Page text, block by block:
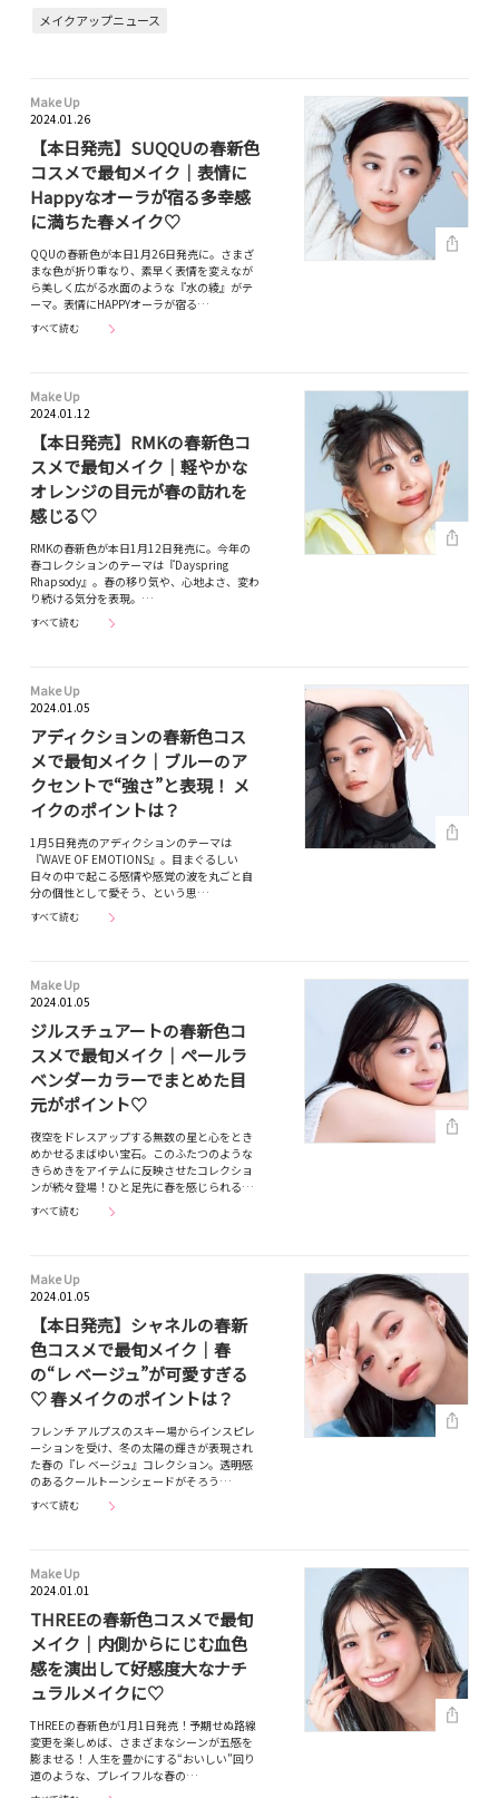
メイクアップニュース
Make Up
2024.01.26
【本日発売】SUQQUの春新色
コスメで最旬メイク｜表情に
Happyなオーラが宿る多幸感
に満ちた春メイク♡
QQUの春新色が本日1月26日発売に。さまざ
まな色が折り重なり、素早く表情を変えなが
ら美しく広がる水面のような『水の綾』がテ
ーマ。表情にHAPPYオーラが宿る…
すべて読む
Make Up
2024.01.12
【本日発売】RMKの春新色コ
スメで最旬メイク｜軽やかな
オレンジの目元が春の訪れを
感じる♡
RMKの春新色が本日1月12日発売に。今年の
春コレクションのテーマは『Dayspring
Rhapsody』。春の移り気や、心地よさ、変わ
り続ける気分を表現。…
すべて読む
Make Up
2024.01.05
アディクションの春新色コス
メで最旬メイク｜ブルーのア
クセントで“強さ”と表現！ メ
イクのポイントは？
1月5日発売のアディクションのテーマは
『WAVE OF EMOTIONS』。目まぐるしい
日々の中で起こる感情や感覚の波を丸ごと自
分の個性として愛そう、という思…
すべて読む
Make Up
2024.01.05
ジルスチュアートの春新色コ
スメで最旬メイク｜ペールラ
ベンダーカラーでまとめた目
元がポイント♡
夜空をドレスアップする無数の星と心をとき
めかせるまばゆい宝石。このふたつのような
きらめきをアイテムに反映させたコレクショ
ンが続々登場！ひと足先に春を感じられる…
すべて読む
Make Up
2024.01.05
【本日発売】シャネルの春新
色コスメで最旬メイク｜春
の“レ ベージュ”が可愛すぎる
♡ 春メイクのポイントは？
フレンチ アルプスのスキー場からインスピレ
ーションを受け、冬の太陽の輝きが表現され
た春の『レ ベージュ』コレクション。透明感
のあるクールトーンシェードがそろう…
すべて読む
Make Up
2024.01.01
THREEの春新色コスメで最旬
メイク｜内側からにじむ血色
感を演出して好感度大なナチ
ュラルメイクに♡
THREEの春新色が1月1日発売！予期せぬ路線
変更を楽しめば、さまざまなシーンが五感を
膨ませる！ 人生を豊かにする“おいしい”回り
道のような、プレイフルな春の…